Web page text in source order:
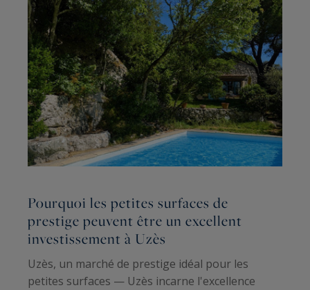
Pourquoi les petites surfaces de
prestige peuvent être un excellent
investissement à Uzès
Uzès, un marché de prestige idéal pour les
petites surfaces — Uzès incarne l'excellence